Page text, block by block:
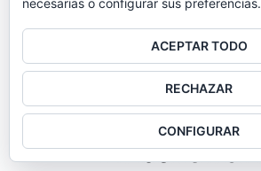
necesarias o configurar sus preferencias.
ACEPTAR TODO
RECHAZAR
CONFIGURAR